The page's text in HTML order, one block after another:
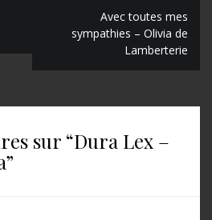
Avec toutes mes
sympathies – Olivia de
Lamberterie
sur “Dura Lex –
”